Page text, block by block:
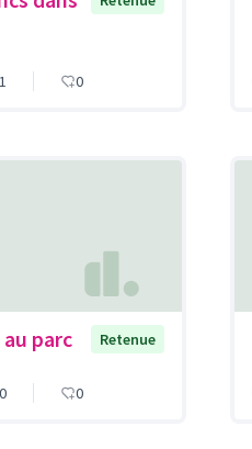
1 0
parc
Retenue
0 0